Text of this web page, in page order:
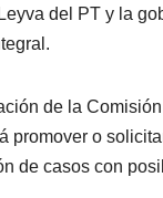
del PT y la
de la
promover o
de casos con